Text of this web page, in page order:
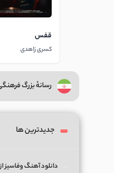
قفس
کسری زاهدی
رسانهٔ بزرگ
جدیدترین ها
دانلود آهنگ وفاسیز